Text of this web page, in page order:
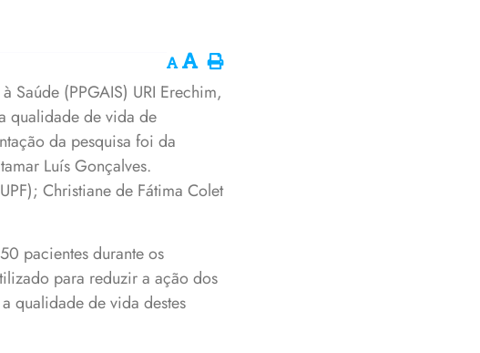
Saúde (PPGAIS) URI Erechim,
qualidade de vida de
da pesquisa foi da
Luís Gonçalves.
Christiane de Fátima Colet
pacientes durante os
para reduzir a ação dos
qualidade de vida destes